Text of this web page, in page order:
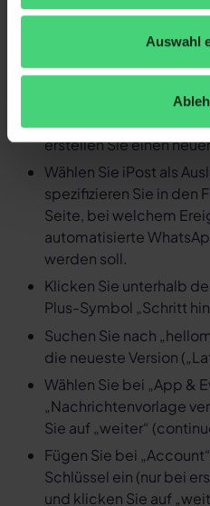
Auswahl
Ereignis in iPost
automatisierte
Nachricht
erstellen Sie einen
Wählen Sie iPost als
spezifizieren Sie in den
Seite, bei welchem
automatisierte
werden soll.
Klicken Sie unterhalb
Plus-Symbol „Schritt
Suchen Sie nach
die neueste Version
Wählen Sie bei „App &
„Nachrichtenvorlage
Sie auf „weiter“
Fügen Sie bei
Schlüssel ein (nur bei
und klicken Sie auf